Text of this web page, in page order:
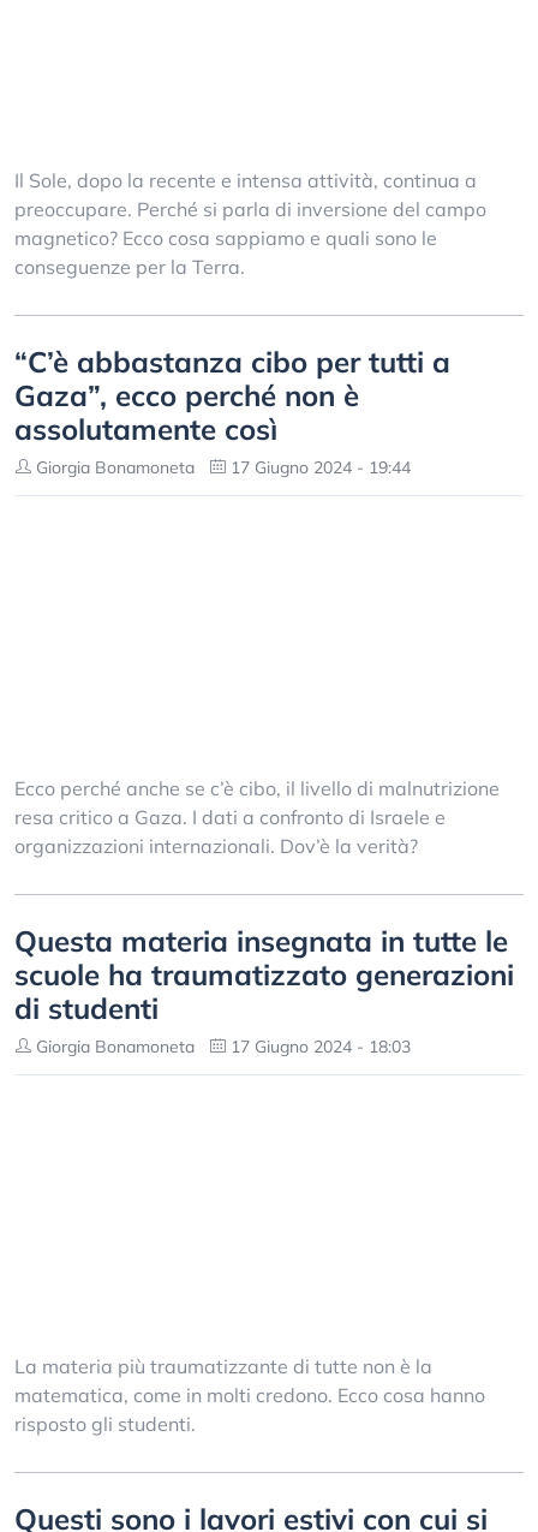
Il Sole, dopo la recente e intensa attività, continua a
preoccupare. Perché si parla di inversione del campo
magnetico? Ecco cosa sappiamo e quali sono le
conseguenze per la Terra.
“C’è abbastanza cibo per tutti a
Gaza”, ecco perché non è
assolutamente così
Giorgia Bonamoneta 17 Giugno 2024 - 19:44
Ecco perché anche se c’è cibo, il livello di malnutrizione
resa critico a Gaza. I dati a confronto di Israele e
organizzazioni internazionali. Dov’è la verità?
Questa materia insegnata in tutte le
scuole ha traumatizzato generazioni
di studenti
Giorgia Bonamoneta 17 Giugno 2024 - 18:03
La materia più traumatizzante di tutte non è la
matematica, come in molti credono. Ecco cosa hanno
risposto gli studenti.
Questi sono i lavori estivi con cui si